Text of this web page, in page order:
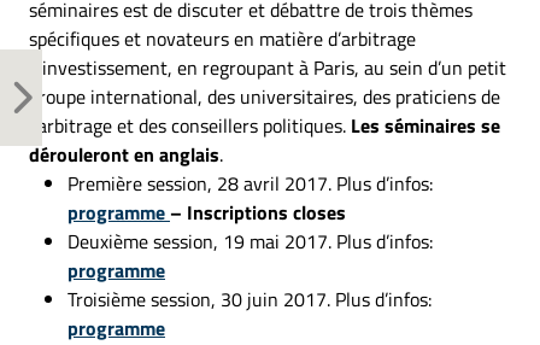
séminaires est de discuter et débattre de trois thèmes
spécifiques et novateurs en matière d’arbitrage
d’investissement, en regroupant à Paris, au sein d’un petit
groupe international, des universitaires, des praticiens de
l’arbitrage et des conseillers politiques. Les séminaires se
dérouleront en anglais.
Première session, 28 avril 2017. Plus d’infos:
programme– Inscriptions closes
Deuxième session, 19 mai 2017. Plus d’infos:
programme
Troisième session, 30 juin 2017. Plus d’infos:
programme